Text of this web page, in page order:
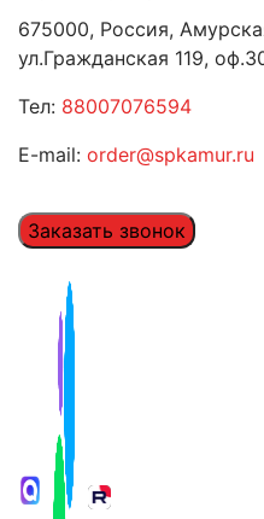
675000, Россия,
ул.Гражданская 119,
Тел: 88007076594
E-mail: order@spkamur.ru
Заказать звонок